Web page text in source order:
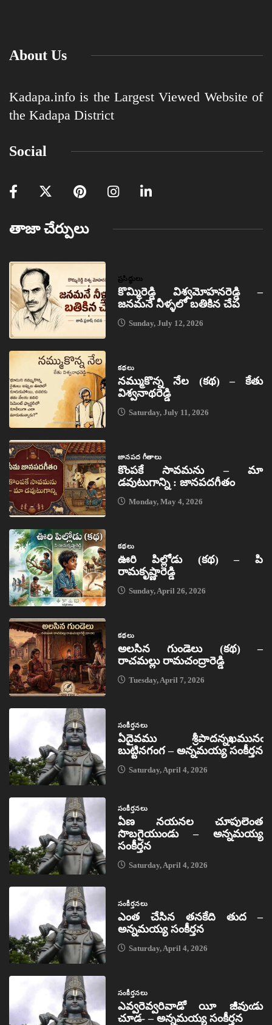
About Us
Kadapa.info is the Largest Viewed Website of
the Kadapa District
Social
తాజా చేర్పులు
ప్రసిద్ధులు
కొమ్మిరెడ్డి విశ్వమోహనరెడ్డి –
జనమనే నీళ్ళలో బతికిన చేప
Sunday, July 12, 2026
కథలు
నమ్ముకొన్న నేల (కథ) – కేతు
విశ్వనాథరెడ్డి
Saturday, July 11, 2026
జానపద గీతాలు
కొంపకే సావమను – మా
డవుటుగాన్ని : జానపదగీతం
Monday, May 4, 2026
కథలు
ఊరి పిల్లోడు (కథ) – పి
రామకృష్ణారెడ్డి
Sunday, April 26, 2026
కథలు
అలసిన గుండెలు (కథ) –
రాచమల్లు రామచంద్రారెడ్డి
Tuesday, April 7, 2026
సంకీర్తనలు
ఏదైవము శ్రీపాదన్నఖమునఁ
బుట్టినగంగ – అన్నమయ్య సంకీర్తన
Saturday, April 4, 2026
సంకీర్తనలు
ఏణ నయనల చూపులెంత
సొబగైయుండు – అన్నమయ్య
సంకీర్తన
Saturday, April 4, 2026
సంకీర్తనలు
ఎంత చేసిన తనకేది తుద –
అన్నమయ్య సంకీర్తన
Saturday, April 4, 2026
సంకీర్తనలు
ఎవ్వరెవ్వరివాడో యీ జీవుఁడు
చూడ- – అన్నమయ్య సంకీర్తన